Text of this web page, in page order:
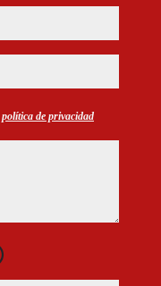
política de privacidad